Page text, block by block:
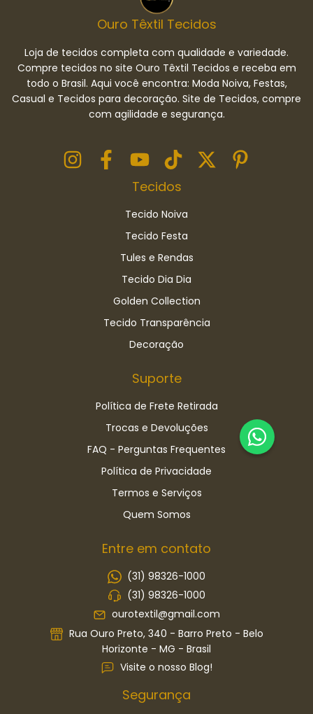
Ouro Têxtil Tecidos
Loja de tecidos completa com qualidade e variedade.
Compre tecidos no site Ouro Têxtil Tecidos e receba em
todo o Brasil. Aqui você encontra: Moda Noiva, Festas,
Casual e Tecidos para decoração. Site de Tecidos, compre
com agilidade e segurança.
Tecidos
Tecido Noiva
Tecido Festa
Tules e Rendas
Tecido Dia Dia
Golden Collection
Tecido Transparência
Decoração
Suporte
Política de Frete Retirada
Trocas e Devoluções
FAQ - Perguntas Frequentes
Política de Privacidade
Termos e Serviços
Quem Somos
Entre em contato
(31) 98326-1000
(31) 98326-1000
ourotextil@gmail.com
Rua Ouro Preto, 340 - Barro Preto - Belo
Horizonte - MG - Brasil
Visite o nosso Blog!
Segurança